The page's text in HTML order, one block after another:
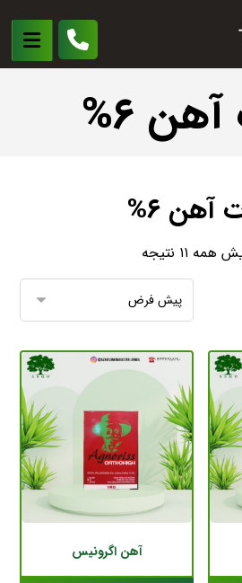
۶%
آهن ۶%
همه ۱۱ نتیجه
آهن اگرونیس